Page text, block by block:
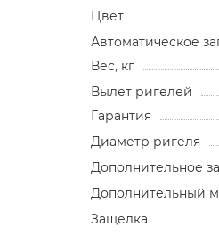
Цвет
Автоматическое
Вес, кг
Вылет ригелей
Гарантия
Диаметр ригеля
Дополнительное
Дополнительный
Защелка